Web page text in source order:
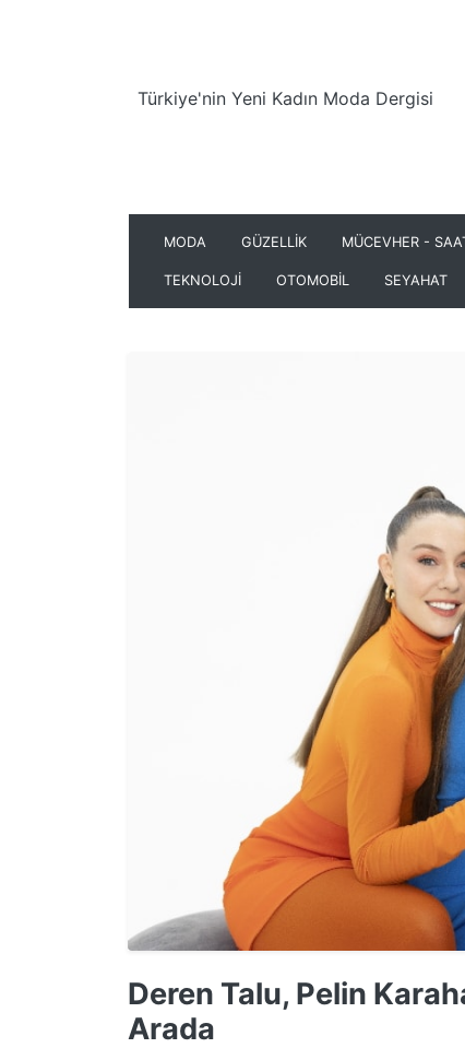
Türkiye'nin Yeni Kadın Moda Dergisi
MODA GÜZELLİK MÜCEVHER -
TEKNOLOJİ OTOMOBİL SEYAHAT
Deren Talu, Pelin
Arada